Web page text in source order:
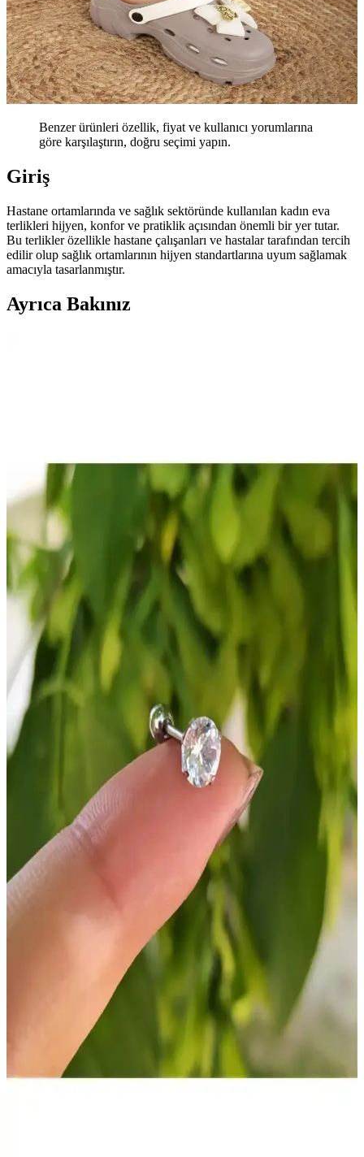
Benzer ürünleri özellik, fiyat ve kullanıcı yorumlarına
göre karşılaştırın, doğru seçimi yapın.
Giriş
Hastane ortamlarında ve sağlık sektöründe kullanılan kadın eva
terlikleri hijyen, konfor ve pratiklik açısından önemli bir yer tutar.
Bu terlikler özellikle hastane çalışanları ve hastalar tarafından tercih
edilir olup sağlık ortamlarının hijyen standartlarına uyum sağlamak
amacıyla tasarlanmıştır.
Ayrıca Bakınız
Ergonomik Düz Taban Çocuk Ayakkabıları:
Sağlıklı ve Konforlu Gelişim İçin Uygun Seçenekler
Ergonomik düz taban çocuk ayakkabıları, ayak yapısına uygun
destek sağlar, nefes alabilir malzemelerle hijyenik ve konforlu bir
kullanım sunar, çocukların sağlıklı büyümesine katkıda bulunur.
Sağlık Çalışanları İçin Ergonomik ve Rahat Doktor
Hemşire Terlikleri Rehberi
Sağlık çalışanlarının ihtiyaçlarına uygun ergonomik, kaymaz ve
hijyenik terlikler hakkında detaylı bilgi ve seçim ipuçları sunuyoruz.
Hastane Ortamında Kadınlar İçin Uygun Rahat
Sandalet ve Terlik Seçimi Rehberi
Hastane ortamında kadınlar için konforlu, hijyenik ve güvenli
sandalet ile terlik seçiminde dikkat edilmesi gerekenler ve en uygun
modeller hakkında bilgiler içerir.
Arzum AR3080-G ve Karaca Gastro Dem Çelik
Inox Çay Makinesi Karşılaştırması
Arzum AR3080-G ve Karaca Gastro Dem, geniş aileler için
tasarlanmış paslanmaz çelik çay makineleri olup, hızlı demleme ve
sıcak tutma özellikleriyle öne çıkıyor.
Sinbo El Blender SHB3179 300 W Çok Yönlü
Mutfak Aleti Modern Tasarım ve Güçlü Performans
Sinbo El Blender SHB3179, 300 W gücü, çok fonksiyonlu
aparatları ve şık tasarımıyla mutfakta pratik çözümler sunar.
Dayanıklı malzemeleri ve kullanıcı dostu özellikleriyle öne çıkar.
Dökümix Plus Organik Demir Döküm Izgara ve
Tost Makinesi Özellikleri ve Kullanım Avantajları
Dökümix Plus, yüksek kaliteli döküm plaka ve sağlığa zararsız
tasarımıyla mutfakta pratik ve sağlıklı pişirme sağlar. Uzun ömürlü
ve hijyenik kullanım avantajları sunar.